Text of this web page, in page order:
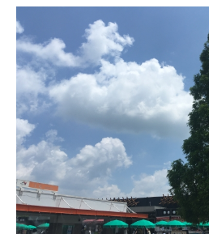
ちょっと気になるネットの話題